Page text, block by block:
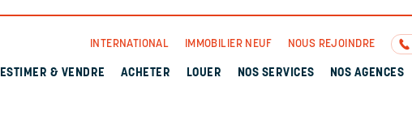
INTERNATIONAL IMMOBILIER NEUF NOUS REJOINDRE
ESTIMER & VENDRE ACHETER LOUER NOS SERVICES NOS AGENCES